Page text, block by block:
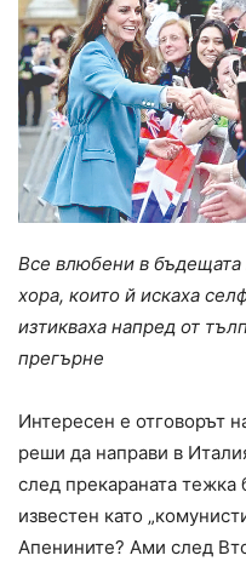
Все влюбени в бъдещата
хора, които й искаха
изтикваха напред от
прегърне
Интересен е отговорът
реши да направи в
след прекараната тежка
известен като
Апенините? Ами след